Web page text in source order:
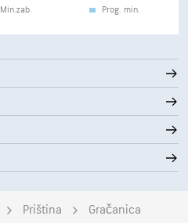
Min.zab.
Prog. min.
Priština Gračanica